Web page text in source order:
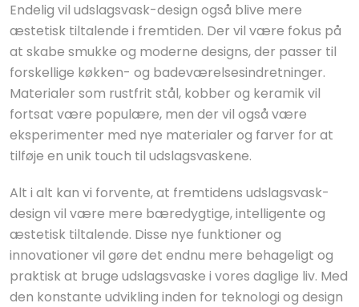
Endelig vil udslagsvask-design også blive mere
æstetisk tiltalende i fremtiden. Der vil være fokus på
at skabe smukke og moderne designs, der passer til
forskellige køkken- og badeværelsesindretninger.
Materialer som rustfrit stål, kobber og keramik vil
fortsat være populære, men der vil også være
eksperimenter med nye materialer og farver for at
tilføje en unik touch til udslagsvaskene.
Alt i alt kan vi forvente, at fremtidens udslagsvask-
design vil være mere bæredygtige, intelligente og
æstetisk tiltalende. Disse nye funktioner og
innovationer vil gøre det endnu mere behageligt og
praktisk at bruge udslagsvaske i vores daglige liv. Med
den konstante udvikling inden for teknologi og design